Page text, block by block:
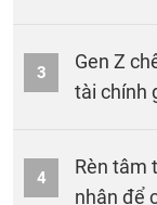
3
Gen Z
tài chính
4
Rèn tâm
nhân để